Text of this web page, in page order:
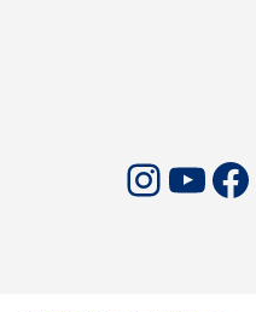
Instagram Youtube Facebook